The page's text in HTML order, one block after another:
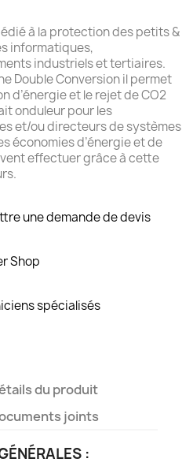
à la protection des petits &
informatiques,
industriels et tertiaires.
Double Conversion il permet
d’énergie et le rejet de CO2
onduleur pour les
et/ou directeurs de systèmes
économies d’énergie et de
effectuer grâce à cette
une demande de devis
Shop
spécialisés
du produit
joints
: